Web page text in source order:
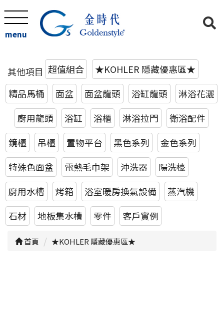
menu
其他項目 超值組合
★KOHLER 隱藏優惠區★
精品馬桶
面盆 面盆龍頭 浴缸龍頭
淋浴花灑
廚用龍頭
浴缸 浴櫃 淋浴拉門
衛浴配件
鏡櫃
吊櫃 置物平台 黑色系列
金色系列
特殊色面盆
電熱毛巾架 沖洗器
陽洗檯
廚用水槽
烤箱 浴室暖房換氣設備
蒸汽機
石材
地板集水槽 零件 客戶實例
首頁 ★KOHLER 隱藏優惠區★